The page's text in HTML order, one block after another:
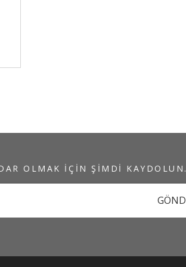
OLMAK IÇIN ŞIMDI KAYDOLUN.